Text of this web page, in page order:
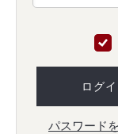
ログ
パスワード